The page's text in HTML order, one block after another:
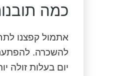
כמה
אתמול קפצנו
להשכרה.
יום בעלות